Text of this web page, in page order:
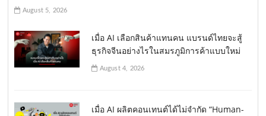
August 5, 2026
เมื่อ AI เลือกสินค้าแทนคน แบรนด์ไทยจะสู้
ธุรกิจจีนอย่างไรในสมรภูมิการค้าแบบใหม่
August 4, 2026
เมื่อ AI ผลิตคอนเทนต์ได้ไม่จำกัด “Human-